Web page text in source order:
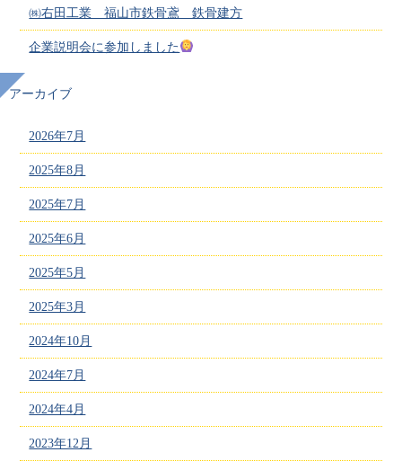
㈱右田工業 福山市鉄骨鳶 鉄骨建方
企業説明会に参加しました
アーカイブ
2026年7月
2025年8月
2025年7月
2025年6月
2025年5月
2025年3月
2024年10月
2024年7月
2024年4月
2023年12月